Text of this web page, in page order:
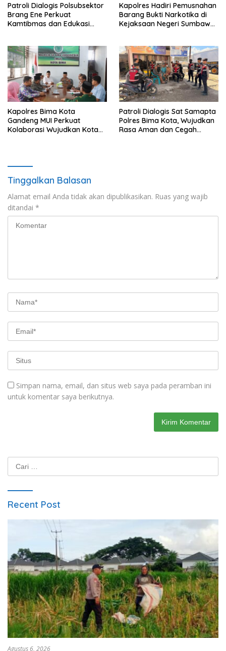
Patroli Dialogis Polsubsektor
Brang Ene Perkuat
Kamtibmas dan Edukasi
Kapolres Hadiri Pemusnahan
Barang Bukti Narkotika di
Kejaksaan Negeri Sumbawa
Kapolres Bima Kota
Gandeng MUI Perkuat
Kolaborasi Wujudkan Kota
Patroli Dialogis Sat Samapta
Polres Bima Kota, Wujudkan
Rasa Aman dan Cegah
Tinggalkan Balasan
Alamat email Anda tidak akan dipublikasikan. Ruas yang wajib
ditandai *
Simpan nama, email, dan situs web saya pada peramban ini
untuk komentar saya berikutnya.
Recent Post
Agustus 6, 2026